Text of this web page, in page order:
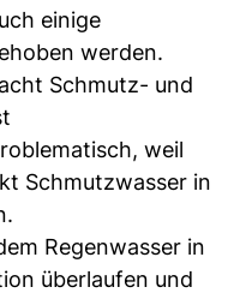
einige
werden.
Schmutz- und
weil
Schmutzwasser in
Regenwasser in
überlaufen und